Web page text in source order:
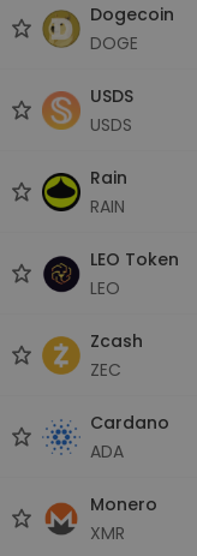
Dogecoin
DOGE
USDS
USDS
Rain
RAIN
LEO Token
LEO
Zcash
ZEC
Cardano
ADA
Monero
XMR